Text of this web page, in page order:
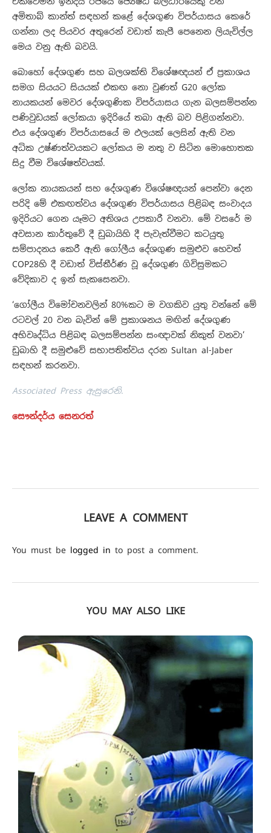
අමිතාබ් කාන්ත් සඳහන් කළේ දේශගුණ විපර්යාසය කෙරේ
ගන්නා ලද පියවර අතුරෙන් වඩාත් කැපී පෙනෙන ලියැවිල්ල
මෙය වනු ඇති බවයි.
බොහෝ දේශගුණ සහ බලශක්ති විශේෂඥයන් ඒ ප්‍රකාශය
සමග සියයට සියයක් එකඟ නො වුණත් G20 ලෝක
නායකයන් මෙවර දේශගුණික විපර්යාසය ගැන බලසම්පන්න
පණිවුඩයක් ලෝකයා ඉදිරියේ තබා ඇති බව පිළිගන්නවා.
එය දේශගුණ විපර්යාසයේ ම ඵලයක් ලෙසින් ඇති වන
අධික උෂ්ණත්වයකට ලෝකය ම නතු ව සිටින මොහොතක
සිදු වීම විශේෂත්වයක්.
ලෝක නායකයන් සහ දේශගුණ විශේෂඥයන් පෙන්වා දෙන
පරිදි මේ එකඟත්වය දේශගුණ විපර්යාසය පිළිබඳ සංවාදය
ඉදිරියට ගෙන යෑමට අතිශය උපකාරී වනවා. මේ වසරේ ම
අවසාන කාර්තුවේ දී ඩුබායිහි දී පැවැත්වීමට කටයුතු
සම්පාදනය කෙරී ඇති ගෝලීය දේශගුණ සමුළුව හෙවත්
COP28හි දී වඩාත් විස්තීර්ණ වූ දේශගුණ ගිවිසුමකට
වේදිකාව ද ඉන් සැකසෙනවා.
‘ගෝලීය විමෝචනවලින් 80%කට ම වගකිව යුතු වන්නේ මේ
රටවල් 20 වන බැවින් මේ ප්‍රකාශනය මඟින් දේශගුණ
අභිවෘද්ධිය පිළිබඳ බලසම්පන්න සංඥාවක් නිකුත් වනවා’
ඩුබාහි දී සමුළුවේ සභාපතිත්වය දරන Sultan al-Jaber
සඳහන් කරනවා.
Associated Press ඇසුරෙනි.
සෞන්දර්ය සෙනරත්
LEAVE A COMMENT
You must be logged in to post a comment.
YOU MAY ALSO LIKE